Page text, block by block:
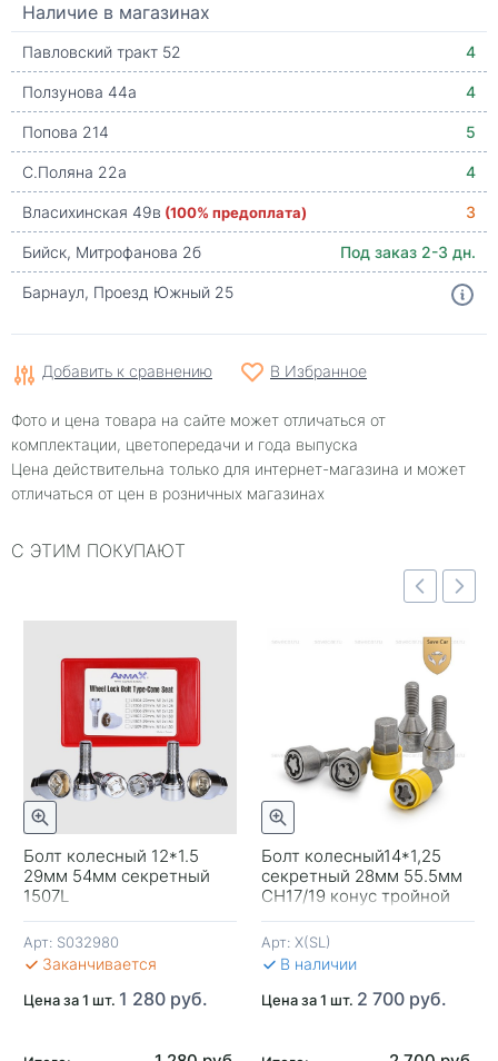
Наличие в магазинах
Павловский тракт 52
4
Ползунова 44а
4
Попова 214
5
С.Поляна 22а
4
Власихинская 49в (100% предоплата)
3
Бийск, Митрофанова 2б
Под заказ 2-3 дн.
Барнаул, Проезд Южный 25
Добавить к сравнению В Избранное
Фото и цена товара на сайте может отличаться от
комплектации, цветопередачи и года выпуска
Цена действительна только для интернет-магазина и может
отличаться от цен в розничных магазинах
С ЭТИМ ПОКУПАЮТ
Болт колесный 12*1.5
29мм 54мм секретный
1507L
Арт: S032980
Заканчивается
Цена за 1 шт. 1 280 руб.
Болт колесный14*1,25
секретный 28мм 55.5мм
CH17/19 конус тройной
никель-хром
вращ.кольцо
Арт: X(SL)
В наличии
Цена за 1 шт. 2 700 руб.
Быстрый просмотр
-